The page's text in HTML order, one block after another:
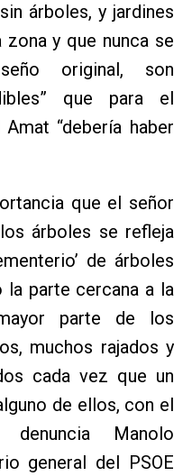
árboles, y jardines
zona y que nunca se
original, son
que para el
“debería haber
que el señor
árboles se refleja
de árboles
la parte cercana a la
parte de los
muchos rajados y
cada vez que un
de ellos, con el
denuncia Manolo
general del PSOE